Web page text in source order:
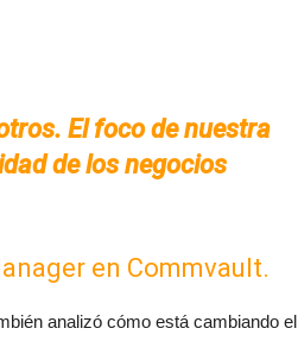
El foco de nuestra
de los negocios
en Commvault.
analizó cómo está cambiando el